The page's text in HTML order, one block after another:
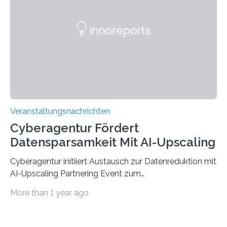
„QUAZAR“ mit insgesamt 1,15 Millionen Euro über vier
Veranstaltungsnachrichten
Cyberagentur Fördert
Datensparsamkeit Mit AI-Upscaling
Cyberagentur initiiert Austausch zur Datenreduktion mit
AI-Upscaling Partnering Event zum
innovative DatenverarbeitungDie Agentur für
More than 1 year ago